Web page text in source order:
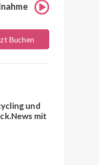
Buchen
und
mit